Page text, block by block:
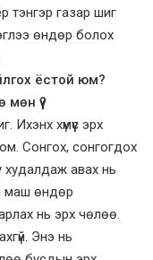
тэнгэр газар шиг
өндөр болох
ёстой юм?
үү?
Ихэнх хүмүүс эрх
Сонгох, сонгогдох
авах нь
маш өндөр
нь эрх чөлөө.
Энэ нь